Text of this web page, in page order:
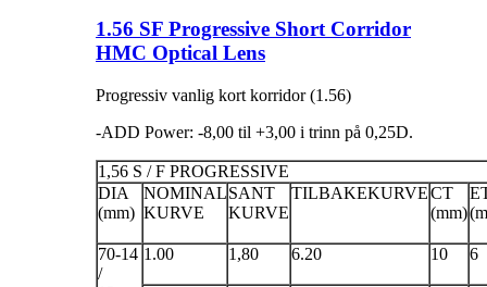
1.56 SF Progressive Short Corridor
HMC Optical Lens
Progressiv vanlig kort korridor (1.56)
-ADD Power: -8,00 til +3,00 i trinn på 0,25D.
1,56 S / F PROGRESSIVE
DIA
(mm)
NOMINAL
KURVE
SANT
KURVE
TILBAKEKURVECT
(mm)
70-14
/
1.00 1,80 6.20 10 6